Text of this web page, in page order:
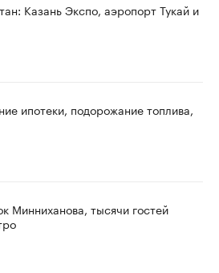
Казань Экспо, аэропорт Тукай и
ипотеки, подорожание топлива,
Минниханова, тысячи гостей